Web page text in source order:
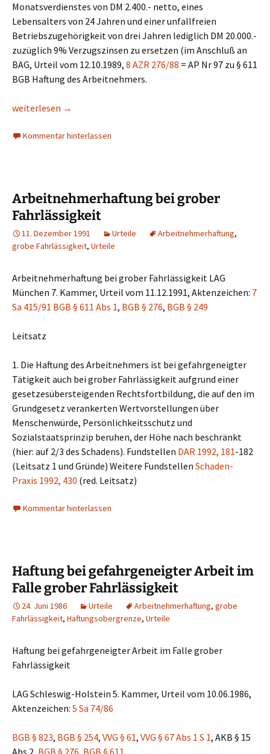
Monatsverdienstes von DM 2.400.- netto, eines
Lebensalters von 24 Jahren und einer unfallfreien
Betriebszugehörigkeit von drei Jahren lediglich DM 20.000.-
zuzüglich 9% Verzugszinsen zu ersetzen (im Anschluß an
BAG, Urteil vom 12.10.1989, 8 AZR 276/88 = AP Nr 97 zu § 611
BGB Haftung des Arbeitnehmers.
Arbeitnehmerhaftung – Haftungsbegrenzung bei grober
weiterlesen →
Kommentar hinterlassen
Arbeitnehmerhaftung bei grober
Fahrlässigkeit
11. Dezember 1991 Urteile Arbeitnehmerhaftung,
grobe Fahrlässigkeit, Urteile
Arbeitnehmerhaftung bei grober Fahrlässigkeit LAG
München 7. Kammer, Urteil vom 11.12.1991, Aktenzeichen: 7
Sa 415/91 BGB § 611 Abs 1, BGB § 276, BGB § 249
Leitsatz
1. Die Haftung des Arbeitnehmers ist bei gefahrgeneigter
Tätigkeit auch bei grober Fahrlässigkeit aufgrund einer
gesetzesübersteigenden Rechtsfortbildung, die auf den im
Grundgesetz verankerten Wertvorstellungen über
Menschenwürde, Persönlichkeitsschutz und
Sozialstaatsprinzip beruhen, der Höhe nach beschränkt
(hier: auf 2/3 des Schadens). Fundstellen DAR 1992, 181-182
(Leitsatz 1 und Gründe) Weitere Fundstellen Schaden-
Praxis 1992, 430 (red. Leitsatz)
Kommentar hinterlassen
Haftung bei gefahrgeneigter Arbeit im
Falle grober Fahrlässigkeit
24. Juni 1986 Urteile Arbeitnehmerhaftung, grobe
Fahrlässigkeit, Haftungsobergrenze, Urteile
Haftung bei gefahrgeneigter Arbeit im Falle grober
Fahrlässigkeit
LAG Schleswig-Holstein 5. Kammer, Urteil vom 10.06.1986,
Aktenzeichen: 5 Sa 74/86
BGB § 823, BGB § 254, VVG § 61, VVG § 67 Abs 1 S 1, AKB § 15
Abs 2, BGB § 276 BGB § 611